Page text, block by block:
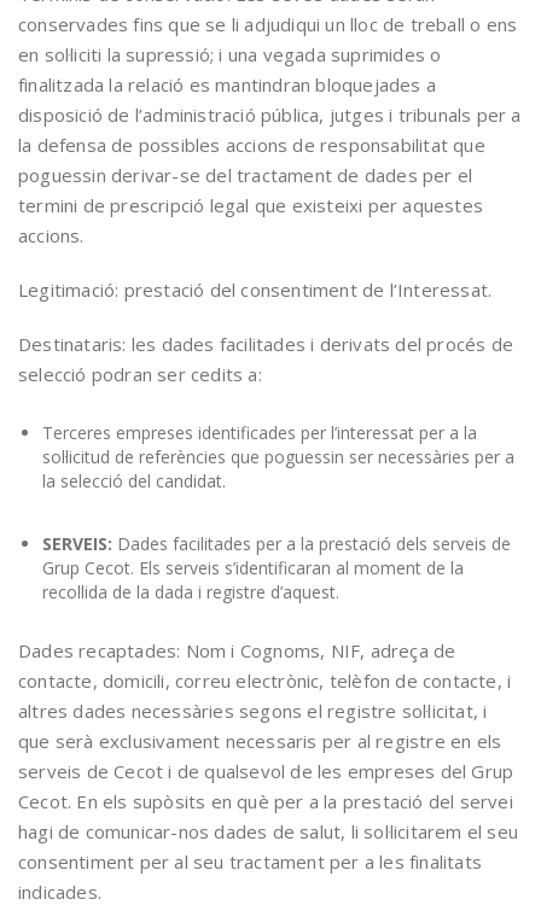
conservades fins que se li adjudiqui un lloc de treball o ens
en sol·liciti la supressió; i una vegada suprimides o
finalitzada la relació es mantindran bloquejades a
disposició de l’administració pública, jutges i tribunals per a
la defensa de possibles accions de responsabilitat que
poguessin derivar-se del tractament de dades per el
termini de prescripció legal que existeixi per aquestes
accions.
Legitimació: prestació del consentiment de l’Interessat.
Destinataris: les dades facilitades i derivats del procés de
selecció podran ser cedits a:
Terceres empreses identificades per l’interessat per a la
sol·licitud de referències que poguessin ser necessàries per a
la selecció del candidat.
SERVEIS: Dades facilitades per a la prestació dels serveis de
Grup Cecot. Els serveis s’identificaran al moment de la
recollida de la dada i registre d’aquest.
Dades recaptades: Nom i Cognoms, NIF, adreça de
contacte, domicili, correu electrònic, telèfon de contacte, i
altres dades necessàries segons el registre sol·licitat, i
que serà exclusivament necessaris per al registre en els
serveis de Cecot i de qualsevol de les empreses del Grup
Cecot. En els supòsits en què per a la prestació del servei
hagi de comunicar-nos dades de salut, li sol·licitarem el seu
consentiment per al seu tractament per a les finalitats
indicades.